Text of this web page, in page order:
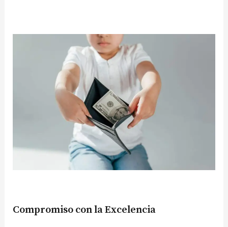
Compromiso con la Excelencia